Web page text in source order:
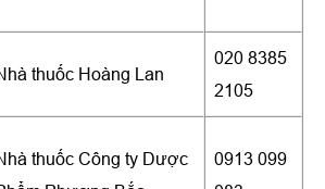
thuốc Hoàng Lan
020 8385
2105
thuốc Công ty Dược
0913 099